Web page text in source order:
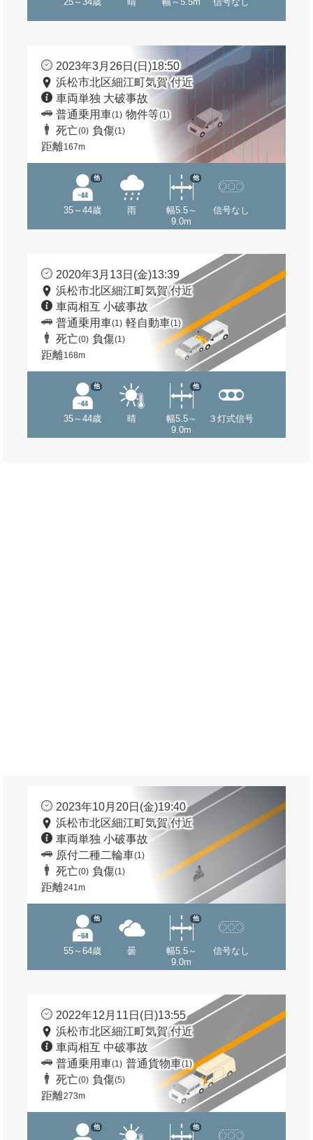
2023年3月26日(日)18:50
浜松市北区細江町気賀 付近
車両単独 大破事故
普通乗用車(1) 物件等(1)
死亡(0) 負傷(1)
距離167m
35～44歳
他
雨
幅5.5～
9.0m
他
信号なし
2020年3月13日(金)13:39
浜松市北区細江町気賀 付近
車両相互 小破事故
普通乗用車(1) 軽自動車(1)
死亡(0) 負傷(1)
距離168m
35～44歳
他
晴
幅5.5～
9.0m
他
３灯式信号
2023年10月20日(金)19:40
浜松市北区細江町気賀 付近
車両単独 小破事故
原付二種二輪車(1)
死亡(0) 負傷(1)
距離241m
55～64歳
他
曇
幅5.5～
9.0m
他
信号なし
2022年12月11日(日)13:55
浜松市北区細江町気賀 付近
車両相互 中破事故
普通乗用車(1) 普通貨物車(1)
死亡(0) 負傷(5)
距離273m
他 他